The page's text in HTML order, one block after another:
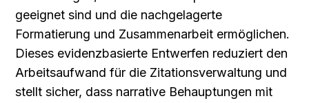
geeignet sind und die nachgelagerte
Formatierung und Zusammenarbeit ermöglichen.
Dieses evidenzbasierte Entwerfen reduziert den
Arbeitsaufwand für die Zitationsverwaltung und
stellt sicher, dass narrative Behauptungen mit